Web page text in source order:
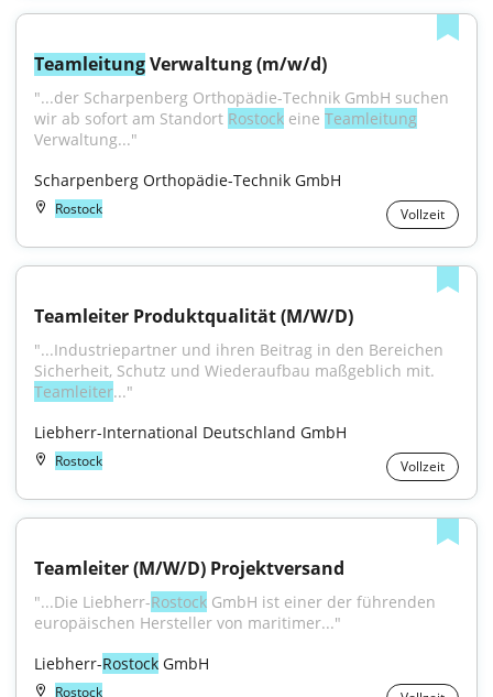
Teamleitung Verwaltung (m/w/d)
"...der Scharpenberg Orthopädie-Technik GmbH suchen
wir ab sofort am Standort Rostock eine Teamleitung
Verwaltung..."
Scharpenberg Orthopädie-Technik GmbH
Rostock Vollzeit
Teamleiter Produktqualität (M/W/D)
"...Industriepartner und ihren Beitrag in den Bereichen
Teamleiter..."
Liebherr-International Deutschland GmbH
Rostock Vollzeit
Teamleiter (M/W/D) Projektversand
"...Die Liebherr-Rostock GmbH ist einer der führenden
europäischen Hersteller von maritimer..."
Liebherr-Rostock GmbH
Rostock